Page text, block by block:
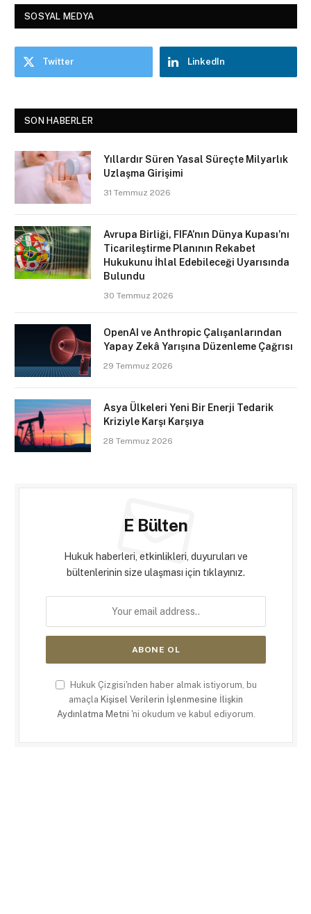
SOSYAL MEDYA
Twitter LinkedIn
SON HABERLER
Yıllardır Süren Yasal Süreçte Milyarlık
Uzlaşma Girişimi
31 Temmuz 2026
Avrupa Birliği, FIFA’nın Dünya Kupası’nı
Ticarileştirme Planının Rekabet
Hukukunu İhlal Edebileceği Uyarısında
Bulundu
30 Temmuz 2026
OpenAI ve Anthropic Çalışanlarından
Yapay Zekâ Yarışına Düzenleme Çağrısı
29 Temmuz 2026
Asya Ülkeleri Yeni Bir Enerji Tedarik
Kriziyle Karşı Karşıya
28 Temmuz 2026
E Bülten
Hukuk haberleri, etkinlikleri, duyuruları ve
bültenlerinin size ulaşması için tıklayınız.
Hukuk Çizgisi'nden haber almak istiyorum, bu
amaçla Kişisel Verilerin İşlenmesine İlişkin
Aydınlatma Metni 'ni okudum ve kabul ediyorum.